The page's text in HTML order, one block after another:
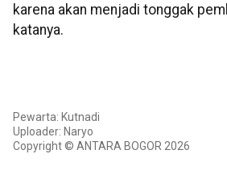
karena akan menjadi tonggak
katanya.
Pewarta: Kutnadi
Uploader: Naryo
Copyright © ANTARA BOGOR 2026